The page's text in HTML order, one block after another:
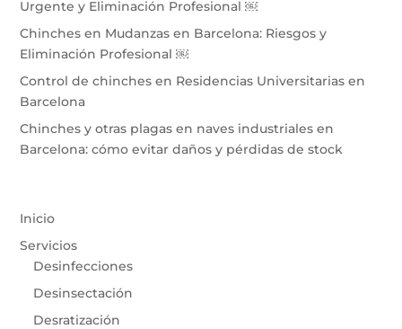
Urgente y Eliminación Profesional ￼
Chinches en Mudanzas en Barcelona: Riesgos y
Eliminación Profesional ￼
Control de chinches en Residencias Universitarias en
Barcelona
Chinches y otras plagas en naves industriales en
Barcelona: cómo evitar daños y pérdidas de stock
Inicio
Servicios
Desinfecciones
Desinsectación
Desratización